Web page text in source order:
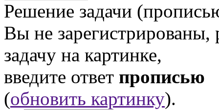
Решение задачи
Вы не
задачу на картинке,
введите ответ прописью
(обновить картинку).